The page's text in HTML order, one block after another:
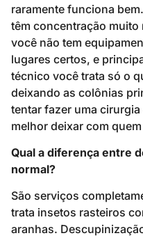
raramente funciona
têm concentração
você não tem
lugares certos, e
técnico você trata só o
deixando as colônias
tentar fazer uma
melhor deixar com
Qual a diferença entre
normal?
São serviços
trata insetos rasteiros
aranhas.